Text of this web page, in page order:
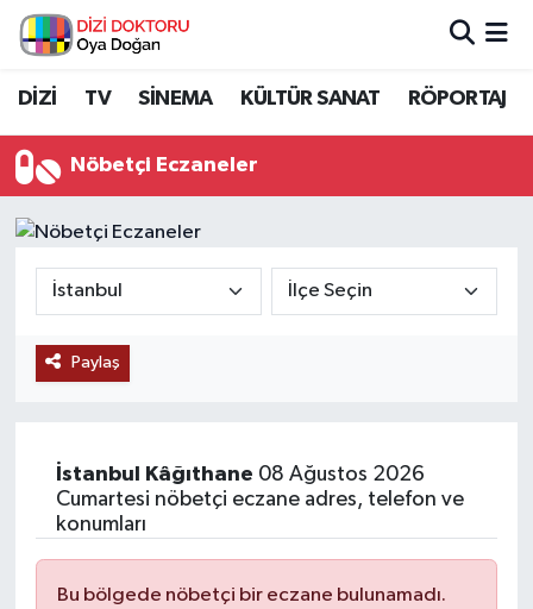
DİZİ TV SİNEMA KÜLTÜR SANAT RÖPORTAJ
Nöbetçi Eczaneler
Paylaş
İstanbul Kâğıthane 08 Ağustos 2026
Cumartesi nöbetçi eczane adres, telefon ve
konumları
Bu bölgede nöbetçi bir eczane bulunamadı.
İstanbul Nöbetçi Eczaneler
İstanbul Trafik Yoğunluk Haritası
Haber Arşivi